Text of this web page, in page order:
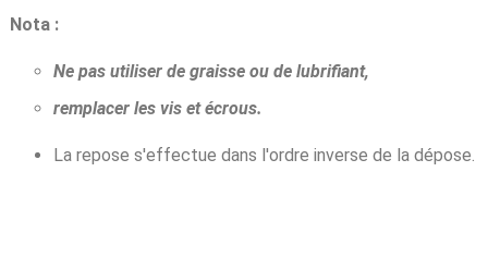
Nota :
Ne pas utiliser de graisse ou de lubrifiant,
remplacer les vis et écrous.
La repose s'effectue dans l'ordre inverse de la dépose.